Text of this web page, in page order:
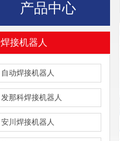
产品中心
焊接机器人
自动焊接机器人
发那科焊接机器人
安川焊接机器人